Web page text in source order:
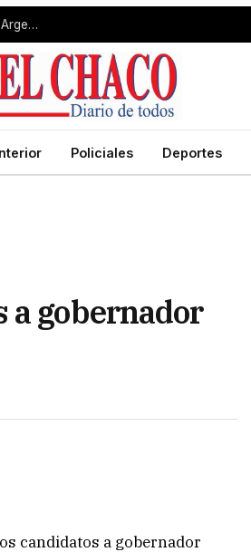
Gran Resistencia registró una de las mayores tasas de indigencia de Argentina
Policiales Deportes
a gobernador
candidatos a gobernador